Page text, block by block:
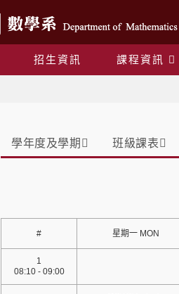
招生資訊 課程資訊
學年度及學期 班級課表
# 星期一 MON
1
08:10 - 09:00